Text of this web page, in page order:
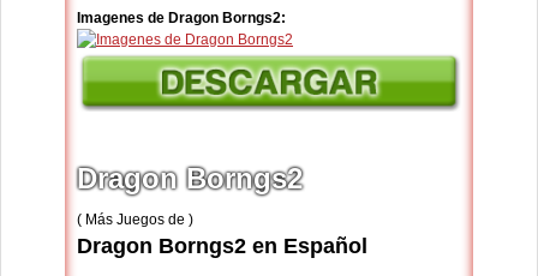
Imagenes de Dragon Borngs2:
Dragon Borngs2
( Más Juegos de )
Dragon Borngs2 en Español